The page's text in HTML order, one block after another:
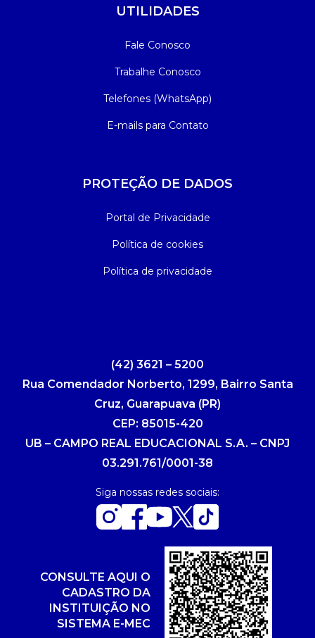
UTILIDADES
Fale Conosco
Trabalhe Conosco
Telefones (WhatsApp)
E-mails para Contato
PROTEÇÃO DE DADOS
Portal de Privacidade
Política de cookies
Política de privacidade
(42) 3621 – 5200
Rua Comendador Norberto, 1299, Bairro Santa
Cruz, Guarapuava (PR)
CEP: 85015-420
UB – CAMPO REAL EDUCACIONAL S.A. – CNPJ
03.291.761/0001-38
Siga nossas redes sociais:
CONSULTE AQUI O
CADASTRO DA
INSTITUIÇÃO NO
SISTEMA E-MEC